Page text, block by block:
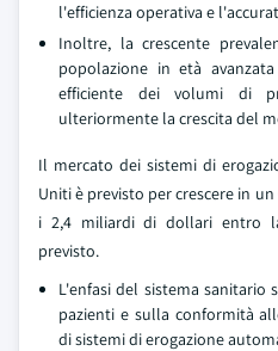
l'efficienza operativa e
Inoltre, la crescente
popolazione in età
efficiente dei volumi di
ulteriormente la crescita del
Il mercato dei sistemi di
Uniti è previsto per crescere in
i 2,4 miliardi di dollari entro
previsto.
L'enfasi del sistema sanitario
pazienti e sulla conformità
di sistemi di erogazione